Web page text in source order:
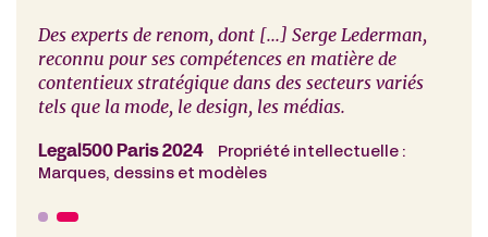
Des experts de renom, dont [...] Serge Lederman,
reconnu pour ses compétences en matière de
contentieux stratégique dans des secteurs variés
tels que la mode, le design, les médias.
Legal500 Paris 2024
Propriété intellectuelle :
Marques, dessins et modèles